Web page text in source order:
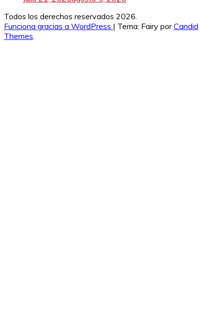
Todos los derechos reservados 2026.
Funciona gracias a WordPress | Tema: Fairy porCandid
Themes